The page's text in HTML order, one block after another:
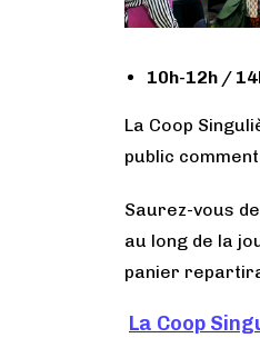
10h-12h /
La Coop
public
Saurez-vous
au long de la
panier
La Coop